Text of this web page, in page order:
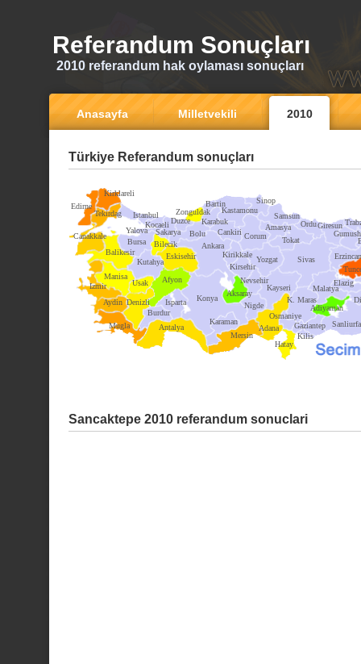
Referandum Sonuçları
2010 referandum hak oylaması sonuçları
Anasayfa Milletvekili 2010
Türkiye Referandum sonuçları
Ankara
Kirklareli
Edirne
Tekirdag
Canakkale
Balikesir
Bursa
Istanbul
Kocaeli
Sakarya
Zonguldak
Bolu
Bilecik
Eskisehir
Kutahya
Manisa
Izmir
Aydin
Mugla
Denizli
Burdur
Usak Afyon
Isparta
Antalya
Konya
Mersin
Kirsehir
Cankiri
Kastamonu
Sinop
Corum
Yozgat
Nevsehir
Nigde
Adana
Hatay
K. Maras
Kayseri
Sivas
Tokat
Amasya
Samsun
OrduGiresun
Erzincan
Malatya
Gaziantep Sanliurfa
Adiyaman
Elazig
Kirikkale
Karaman
Aksaray
Kilis
Duzce Karabuk
Bartin
Osmaniye
Yalova
Sancaktepe 2010 referandum sonuclari